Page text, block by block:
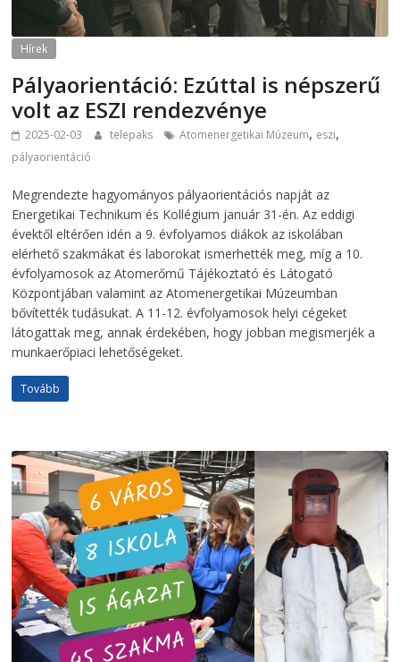
Hírek
Pályaorientáció: Ezúttal is népszerű
volt az ESZI rendezvénye
2025-02-03 telepaks Atomenergetikai Múzeum, eszi,
pályaorientáció
Megrendezte hagyományos pályaorientációs napját az
Energetikai Technikum és Kollégium január 31-én. Az eddigi
évektől eltérően idén a 9. évfolyamos diákok az iskolában
elérhető szakmákat és laborokat ismerhették meg, míg a 10.
évfolyamosok az Atomerőmű Tájékoztató és Látogató
Központjában valamint az Atomenergetikai Múzeumban
bővítették tudásukat. A 11-12. évfolyamosok helyi cégeket
látogattak meg, annak érdekében, hogy jobban megismerjék a
munkaerőpiaci lehetőségeket.
Tovább